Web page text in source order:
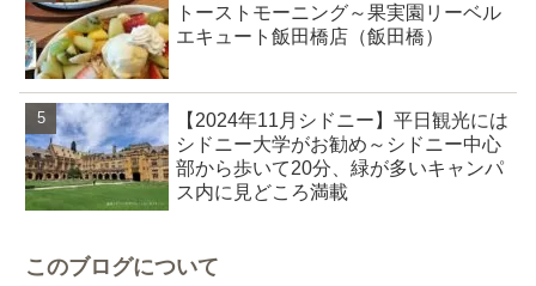
トーストモーニング～果実園リーベル
エキュート飯田橋店（飯田橋）
【2024年11月シドニー】平日観光には
シドニー大学がお勧め～シドニー中心
部から歩いて20分、緑が多いキャンパ
ス内に見どころ満載
このブログについて